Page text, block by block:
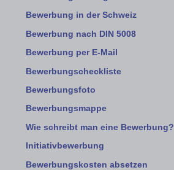
Bewerbung in der Schweiz
Bewerbung nach DIN 5008
Bewerbung per E-Mail
Bewerbungscheckliste
Bewerbungsfoto
Bewerbungsmappe
Wie schreibt man eine Bewerbung?
Initiativbewerbung
Bewerbungskosten absetzen